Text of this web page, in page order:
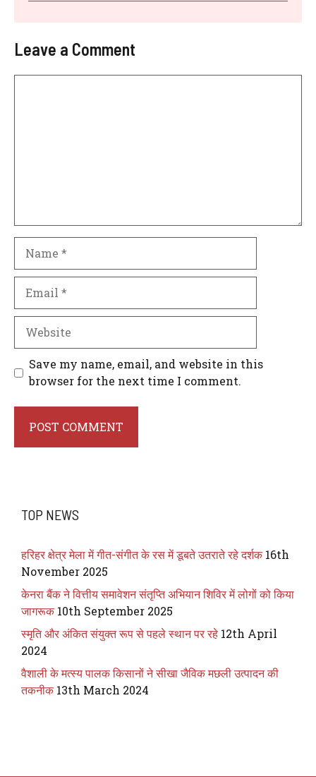
Leave a Comment
Save my name, email, and website in this
browser for the next time I comment.
TOP NEWS
हरिहर क्षेत्र मेला में गीत-संगीत के रस में डूबते उतराते रहे दर्शक 16th
November 2025
केनरा बैंक ने वित्तीय समावेशन संतृप्ति अभियान शिविर में लोगों को किया
जागरूक 10th September 2025
स्मृति और अंकित संयुक्त रूप से पहले स्थान पर रहे 12th April
2024
वैशाली के मत्स्य पालक किसानों ने सीखा जैविक मछली उत्पादन की
तकनीक 13th March 2024